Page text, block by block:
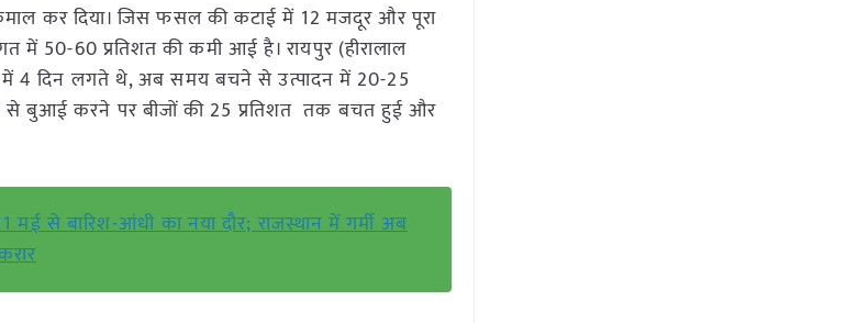
कर दिया। जिस फसल की कटाई में 12 मजदूर और पूरा
50-60 प्रतिशत की कमी आई है। रायपुर (हीरालाल
में 4 दिन लगते थे, अब समय बचने से उत्पादन में 20-25
से बुआई करने पर बीजों की 25 प्रतिशत तक बचत हुई और
से बारिश-आंधी का नया दौर; राजस्थान में गर्मी अब